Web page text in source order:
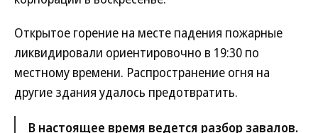
Открытое горение на месте падения пожарные
ликвидировали ориентировочно в 19:30 по
местному времени. Распространение огня на
другие здания удалось предотвратить.
В настоящее время ведется разбор завалов.